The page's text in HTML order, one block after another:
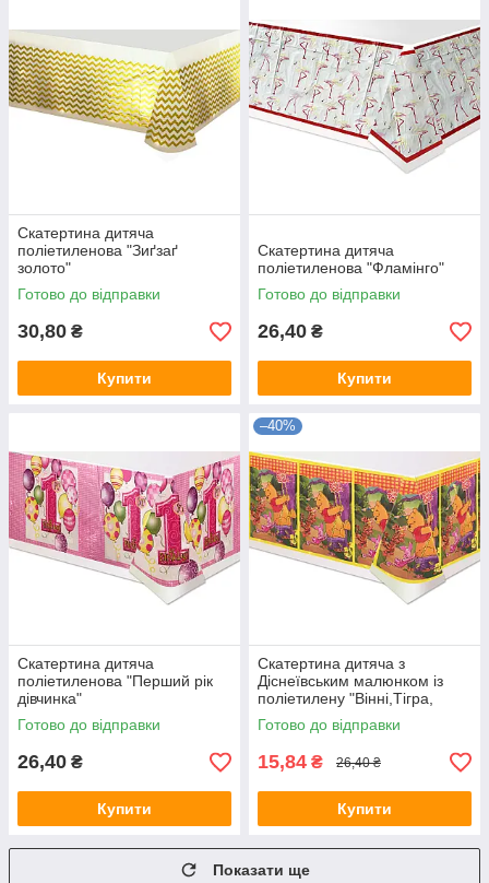
Скатертина дитяча
поліетиленова "Зиґзаґ
золото"
Готово до відправки
30,80 ₴
Купити
Скатертина дитяча
поліетиленова "Фламінго"
Готово до відправки
26,40 ₴
Купити
Скатертина дитяча
поліетиленова "Перший рік
дівчинка"
Готово до відправки
26,40 ₴
Купити
–40%
Скатертина дитяча з
Діснеївським малюнком із
поліетилену "Вінні,Тігра,
п'ятачок"
Готово до відправки
15,84 ₴ 26,40 ₴
Купити
Показати ще